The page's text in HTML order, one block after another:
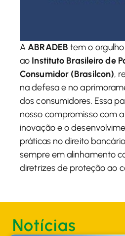
AABRADEB tem o
ao Instituto Brasileiro de
Consumidor (Brasilcon),
na defesa e no
dos consumidores. Essa
nosso compromisso com
inovação e o
práticas no direito
sempre em alinhamento
diretrizes de proteção ao
Notícias